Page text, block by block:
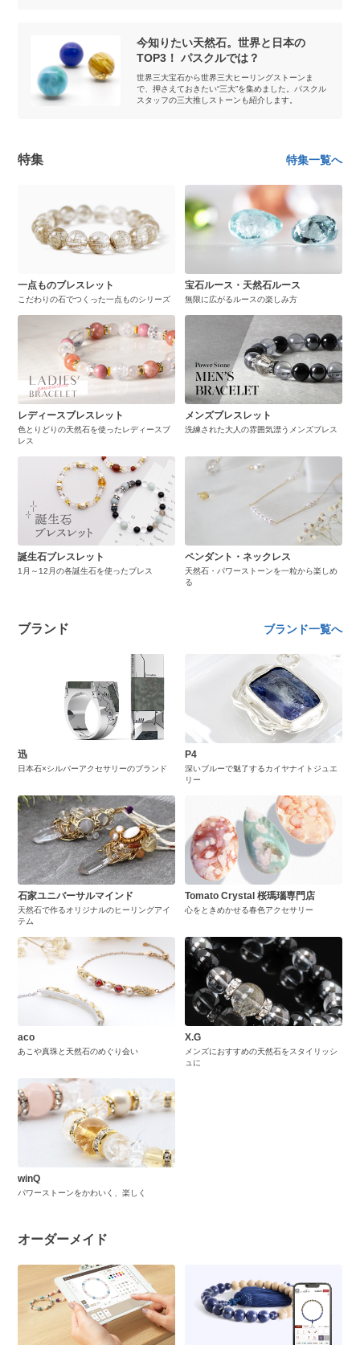
今知りたい天然石。世界と日本の
TOP3！ パスクルでは？
世界三大宝石から世界三大ヒーリングストーンま
で、押さえておきたい“三大”を集めました。パスクル
スタッフの三大推しストーンも紹介します。
特集 特集一覧へ
一点ものブレスレット
こだわりの石でつくった一点ものシリーズ
宝石ルース・天然石ルース
無限に広がるルースの楽しみ方
レディースブレスレット
色とりどりの天然石を使ったレディースブ
レス
メンズブレスレット
洗練された大人の雰囲気漂うメンズブレス
誕生石ブレスレット
1月～12月の各誕生石を使ったブレス
ペンダント・ネックレス
天然石・パワーストーンを一粒から楽しめ
る
ブランド ブランド一覧へ
迅
日本石×シルバーアクセサリーのブランド
P4
深いブルーで魅了するカイヤナイトジュエ
リー
石家ユニバーサルマインド
天然石で作るオリジナルのヒーリングアイ
テム
Tomato Crystal 桜瑪瑙専門店
心をときめかせる春色アクセサリー
aco
あこや真珠と天然石のめぐり会い
X.G
メンズにおすすめの天然石をスタイリッシ
ュに
winQ
パワーストーンをかわいく、楽しく
オーダーメイド